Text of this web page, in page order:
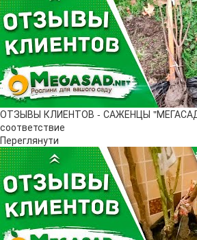
ОТЗЫВЫ КЛИЕНТОВ - САЖЕНЦЫ
соответствие
Переглянути